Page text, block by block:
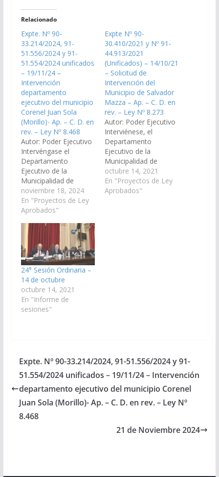
Relacionado
Expte. Nº 90-
33.214/2024, 91-
51.556/2024 y 91-
51.554/2024 unificados
– 19/11/24 –
Intervención
departamento
ejecutivo del municipio
Corenel Juan Sola
(Morillo)- Ap. – C. D. en
rev. – Ley Nº 8.468
Autor: Poder Ejecutivo
Intervéngase el
Departamento
Ejecutivo de la
Municipalidad de
Rivadavia Banda
Norte, con encuadre
en el artículo 179,
Constitución Provincial.
(Expte. Nº 90-
33.214/2024, 91-
51.556/2024 y 91-
51.554/2024
unificados). Mediante
Resolución de
Presidencia Nº 12/24,
se convoca a Sesión
noviembre 18, 2024
En "Proyectos de Ley
Aprobados"
Expte Nº 90-
30.410/2021 y Nº 91-
44.913/2021
(Unificados) – 14/10/21
– Solicitud de
Intervención del
Municipio de Salvador
Mazza – Ap. – C. D. en
rev. – Ley Nº 8.273
Autor: Poder Ejecutivo
Interviénese, el
Departamento
Ejecutivo de la
Municipalidad de
Profesor Salvador
Mazza, hasta el 10 de
diciembre de 2023, con
octubre 14, 2021
En "Proyectos de Ley
Aprobados"
24° Sesión Ordinaria –
14 de octubre
octubre 14, 2021
En "Informe de
sesiones"
Expte. Nº 90-33.214/2024, 91-51.556/2024 y 91-
51.554/2024 unificados – 19/11/24 – Intervención
departamento ejecutivo del municipio Corenel
Juan Sola (Morillo)- Ap. – C. D. en rev. – Ley Nº
8.468
21 de Noviembre 2024